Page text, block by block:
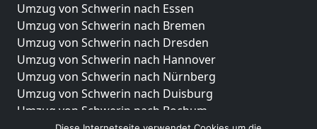
Umzug von Schwerin nach Essen
Umzug von Schwerin nach Bremen
Umzug von Schwerin nach Dresden
Umzug von Schwerin nach Hannover
Umzug von Schwerin nach Nürnberg
Umzug von Schwerin nach Duisburg
Umzug von Schwerin nach Bochum